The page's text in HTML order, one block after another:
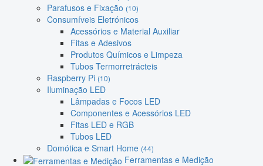
Parafusos e Fixação (10)
Consumíveis Eletrónicos
Acessórios e Material Auxiliar
Fitas e Adesivos
Produtos Químicos e Limpeza
Tubos Termorretrácteis
Raspberry Pi (10)
Iluminação LED
Lâmpadas e Focos LED
Componentes e Acessórios LED
Fitas LED e RGB
Tubos LED
Domótica e Smart Home (44)
Ferramentas e Medição